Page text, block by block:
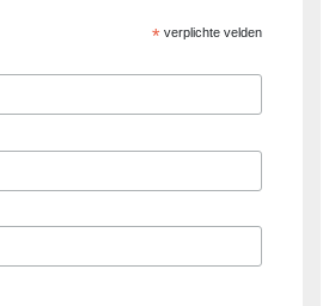
*verplichte velden